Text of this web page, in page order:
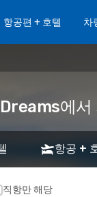
항공편 + 호텔 차
에서
항공 +
직항만 해당